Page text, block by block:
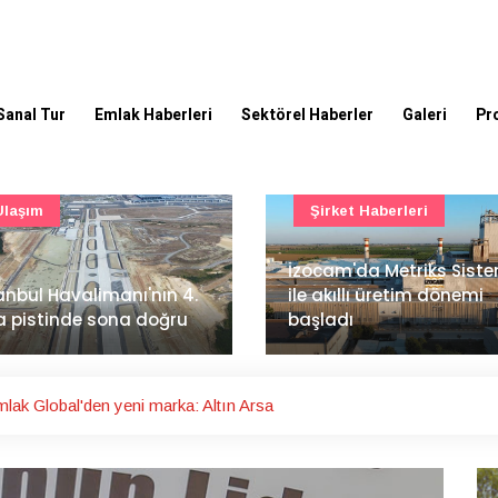
Tur Emlak Haberleri Sektörel Haberler Galeri
Metriks Sistemi
üretim dönemi
Haberleri
Türkiye İMSAD COP31
ve iş dünyasına
ele aldı
Haber - Röportaj
Global'den yeni marka: Altın Arsa